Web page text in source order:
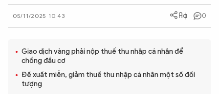
QUỐC TẾ
BẠN ĐỌC & CAND
05/11/2025 10:43 0
Giao dịch vàng phải nộp thuế thu nhập cá nhân để
chống đầu cơ
Đề xuất miễn, giảm thuế thu nhập cá nhân một số đối
tượng